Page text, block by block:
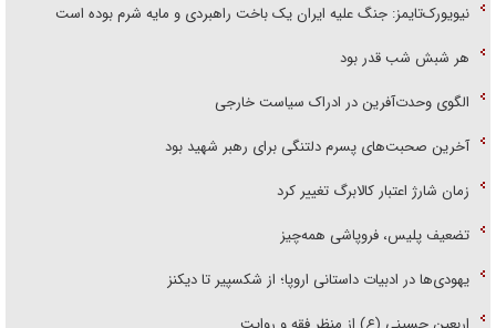
نیویورک‌تایمز: جنگ علیه ایران یک باخت راهبردی و مایه شرم بوده است
هر شبش شب قدر بود
الگوی وحدت‌آفرین در ادراک سیاست خارجی
آخرین صحبت‌های پسرم دلتنگی برای رهبر شهید بود
زمان شارژ اعتبار کالابرگ تغییر کرد
تضعیف پلیس، فروپاشی همه‌چیز
یهودی‌ها در ادبیات داستانی اروپا؛ از شکسپیر تا دیکنز